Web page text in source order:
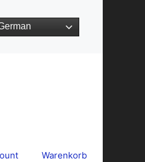
Warenkorb